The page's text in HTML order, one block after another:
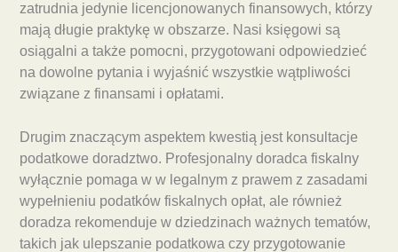
zatrudnia jedynie licencjonowanych finansowych, którzy
mają długie praktykę w obszarze. Nasi księgowi są
osiągalni a także pomocni, przygotowani odpowiedzieć
na dowolne pytania i wyjaśnić wszystkie wątpliwości
związane z finansami i opłatami.
Drugim znaczącym aspektem kwestią jest konsultacje
podatkowe doradztwo. Profesjonalny doradca fiskalny
wyłącznie pomaga w w legalnym z prawem z zasadami
wypełnieniu podatków fiskalnych opłat, ale również
doradza rekomenduje w dziedzinach ważnych tematów,
takich jak ulepszanie podatkowa czy przygotowanie